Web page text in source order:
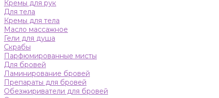
Кремы для рук
Для тела
Кремы для тела
Масло массажное
Гели для душа
Скрабы
Парфюмированные мисты
Для бровей
Ламинирование бровей
Препараты для бровей
Обезжириватели для бровей